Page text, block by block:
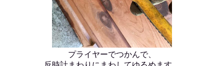
プライヤーでつかんで、